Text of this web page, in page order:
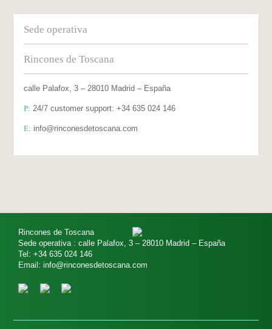
Sede operativa
Rincones de Toscana
calle Palafox, 3 – 28010 Madrid – España
P: 24/7 customer support: +34 635 024 146
E: info@rinconesdetoscana.com
Rincones de Toscana
Sede operativa : calle Palafox, 3 – 28010 Madrid – España
Tel: +34 635 024 146
Email: info@rinconesdetoscana.com